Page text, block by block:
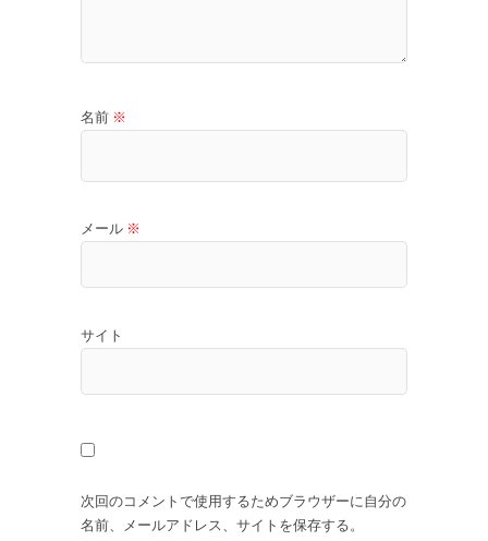
名前 ※
メール ※
サイト
次回のコメントで使用するためブラウザーに自分の
名前、メールアドレス、サイトを保存する。